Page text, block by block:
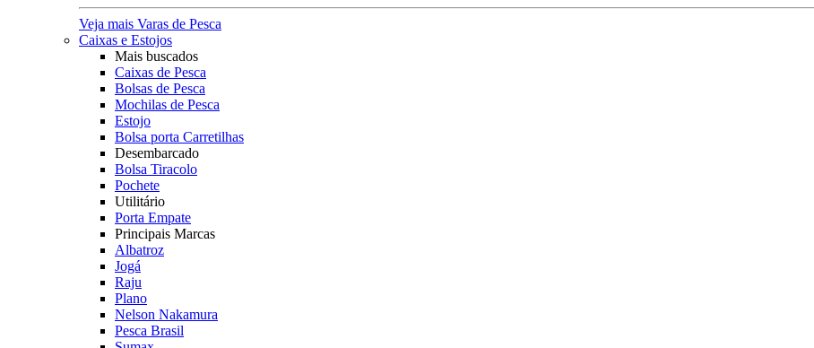
Veja mais Varas de Pesca
Caixas e Estojos
Mais buscados
Caixas de Pesca
Bolsas de Pesca
Mochilas de Pesca
Estojo
Bolsa porta Carretilhas
Desembarcado
Bolsa Tiracolo
Pochete
Utilitário
Porta Empate
Principais Marcas
Albatroz
Jogá
Raju
Plano
Nelson Nakamura
Pesca Brasil